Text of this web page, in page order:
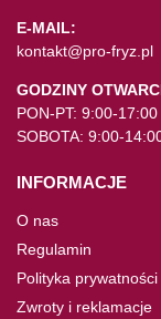
E-MAIL:
kontakt@pro-fryz.pl
GODZINY
PON-PT: 9:00-17:00
SOBOTA: 9:00-
INFORMACJE
O nas
Regulamin
Polityka prywatności
Zwroty i reklamacje